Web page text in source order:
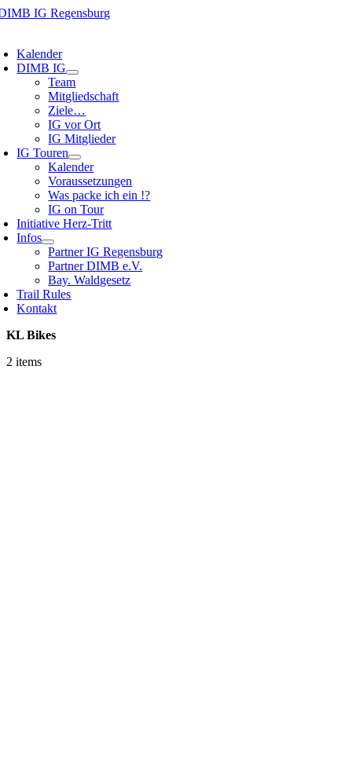
Zum
Kalender
DIMB IG
Team
Mitgliedschaft
Ziele…
IG vor Ort
IG Mitglieder
IG Touren
Kalender
Voraussetzungen
Was packe ich ein !?
IG on Tour
Initiative Herz-Tritt
Infos
Partner IG Regensburg
Partner DIMB e.V.
Bay. Waldgesetz
Trail Rules
Kontakt
KL Bikes
2 items